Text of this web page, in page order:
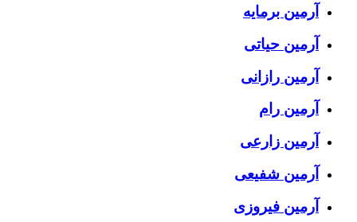
آرمین برمایه
آرمین حیاتی
آرمین رازانی
آرمین رام
آرمین زارعی
آرمین شفیعی
آرمین فیروزی